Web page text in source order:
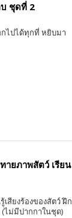
ชุดที่ 2
ไปได้ทุกที่ หยิบมา
ายภาพสัตว์ เรียน
สียงร้องของสัตว์ ฝึก
ไม่มีปากกาในชุด)